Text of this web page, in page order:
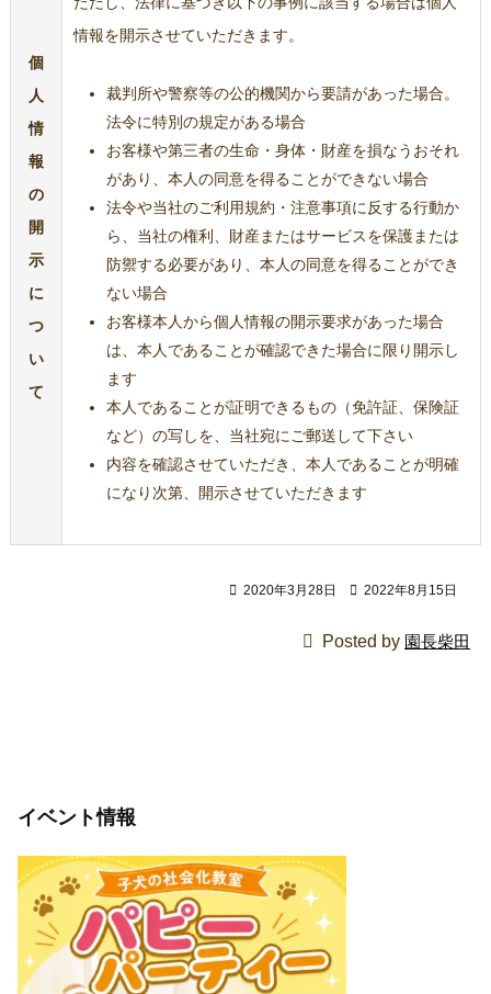
個
人
情
報
の
開
示
に
つ
い
て
情報を開示させていただきます。
裁判所や警察等の公的機関から要請があった場合。
法令に特別の規定がある場合
お客様や第三者の生命・身体・財産を損なうおそれ
があり、本人の同意を得ることができない場合
法令や当社のご利用規約・注意事項に反する行動か
ら、当社の権利、財産またはサービスを保護または
防禦する必要があり、本人の同意を得ることができ
ない場合
お客様本人から個人情報の開示要求があった場合
は、本人であることが確認できた場合に限り開示し
ます
本人であることが証明できるもの（免許証、保険証
など）の写しを、当社宛にご郵送して下さい
内容を確認させていただき、本人であることが明確
になり次第、開示させていただきます
 2020年3月28日  2022年8月15日
 Posted by 園長柴田
イベント情報